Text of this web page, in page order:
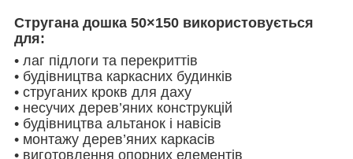
Стругана дошка 50×150 використовується
для:
• лаг підлоги та перекриттів
• будівництва каркасних будинків
• струганих крокв для даху
• несучих дерев’яних конструкцій
• будівництва альтанок і навісів
• монтажу дерев’яних каркасів
• виготовлення опорних елементів